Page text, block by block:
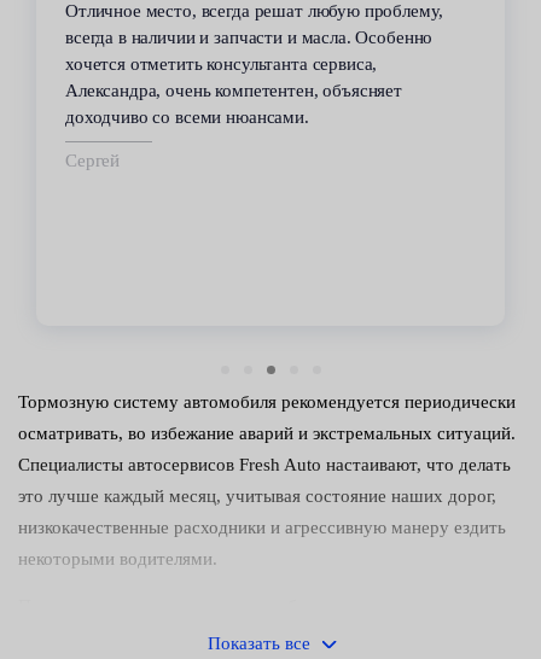
Отличное место, всегда решат любую проблему,
всегда в наличии и запчасти и масла. Особенно
хочется отметить консультанта сервиса,
Александра, очень компетентен, объясняет
доходчиво со всеми нюансами.
Сергей
Тормозную систему автомобиля рекомендуется периодически
осматривать, во избежание аварий и экстремальных ситуаций.
Специалисты автосервисов Fresh Auto настаивают, что делать
это лучше каждый месяц, учитывая состояние наших дорог,
низкокачественные расходники и агрессивную манеру ездить
некоторыми водителями.
срабатывают первыми при нажатии педали водителем. По этой
Показать все